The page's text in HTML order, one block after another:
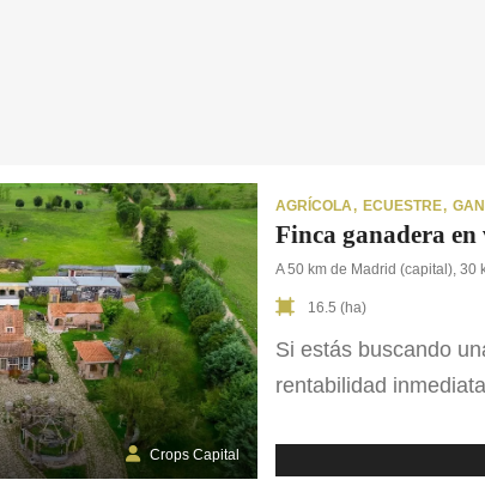
Crops Capital
AGRÍCOLA ECUESTRE
Finca ganadera
A 50 km de Madrid (capital), 30
16.5 (ha)
Si estás buscando
rentabilidad
Comunidad de